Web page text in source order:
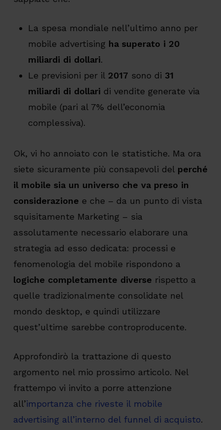
La spesa mondiale nell’ultimo anno per
mobile advertising ha superato i 20
miliardi di dollari.
Le previsioni per il 2017 sono di 31
miliardi di dollari di vendite generate via
mobile (pari al 7% dell’economia
complessiva).
Ok, vi ho annoiato con le statistiche. Ma ora
siete sicuramente più consapevoli del perché
il mobile sia un universo che va preso in
considerazione e che – da un punto di vista
squisitamente Marketing – sia
assolutamente necessario elaborare una
strategia ad esso dedicata: processi e
fenomenologia del mobile rispondono a
logiche completamente diverse rispetto a
quelle tradizionalmente consolidate nel
mondo desktop, e quindi utilizzare
quest’ultime sarebbe controproducente.
Approfondirò la trattazione di questo
argomento nel mio prossimo articolo. Nel
frattempo vi invito a porre attenzione
all’importanza che riveste il mobile
advertising all’interno del funnel di acquisto.